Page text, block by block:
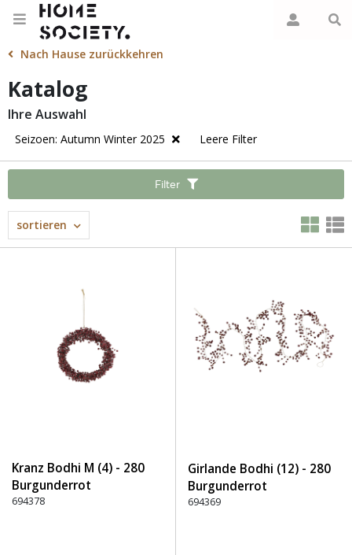
Nach Hause zurückkehren
Katalog
Ihre Auswahl
Seizoen: Autumn Winter 2025 Leere Filter
Filter
sortieren
Kranz Bodhi M (4) - 280
Burgunderrot
694378
Girlande Bodhi (12) - 280
Burgunderrot
694369